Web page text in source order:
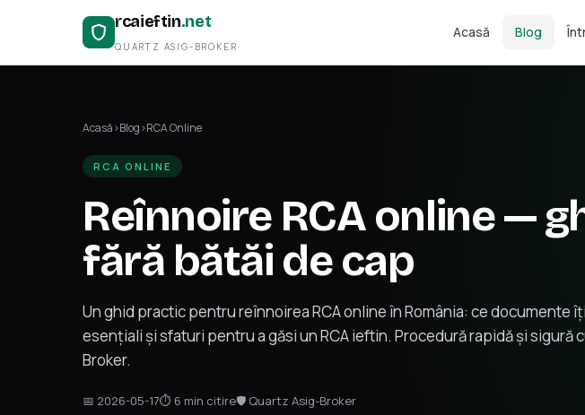
rcaieftin.net
QUARTZ ASIG-BROKER
Acasă Blog
Acasă›Blog›RCA Online
RCA ONLINE
Reînnoire RCA online —
fără bătăi de cap
Un ghid practic pentru reînnoirea RCA online în România: ce documente
esențiali și sfaturi pentru a găsi un RCA ieftin. Procedură rapidă și sigură
Broker.
📅 2026-05-17⏱ 6 min citire🛡 Quartz Asig-Broker